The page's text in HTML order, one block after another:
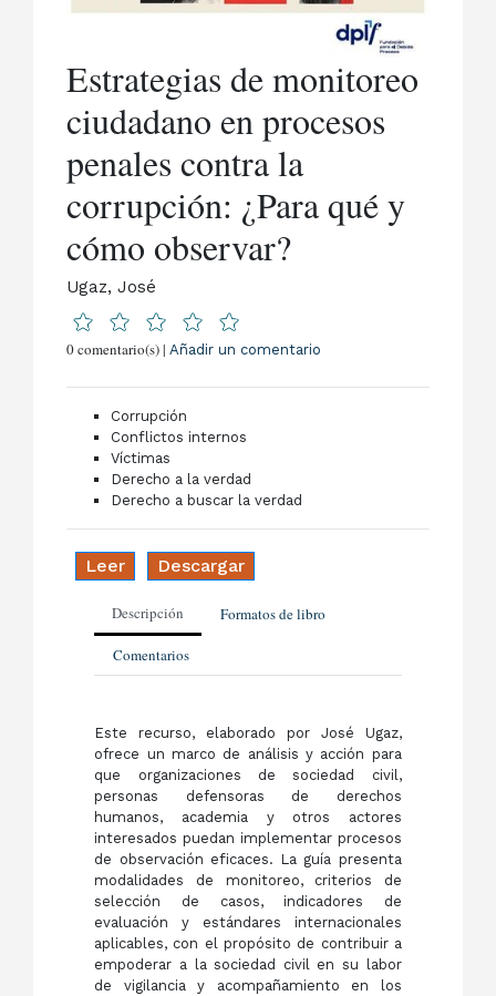
Estrategias de monitoreo
ciudadano en procesos
penales contra la
corrupción: ¿Para qué y
cómo observar?
Ugaz, José
0 comentario(s) |Añadir un comentario
Corrupción
Conflictos internos
Víctimas
Derecho a la verdad
Derecho a buscar la verdad
Leer Descargar
Descripción Formatos de libro
Comentarios
Este recurso, elaborado por José Ugaz,
ofrece un marco de análisis y acción para
que organizaciones de sociedad civil,
personas defensoras de derechos
humanos, academia y otros actores
interesados puedan implementar procesos
de observación eficaces. La guía presenta
modalidades de monitoreo, criterios de
selección de casos, indicadores de
evaluación y estándares internacionales
aplicables, con el propósito de contribuir a
empoderar a la sociedad civil en su labor
de vigilancia y acompañamiento en los